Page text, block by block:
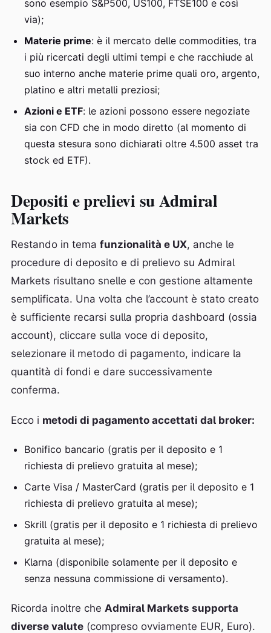
sono esempio S&P500, US100, FTSE100 e così
via);
Materie prime: è il mercato delle commodities, tra
i più ricercati degli ultimi tempi e che racchiude al
suo interno anche materie prime quali oro, argento,
platino e altri metalli preziosi;
Azioni e ETF: le azioni possono essere negoziate
sia con CFD che in modo diretto (al momento di
questa stesura sono dichiarati oltre 4.500 asset tra
stock ed ETF).
Depositi e prelievi su Admiral
Markets
Restando in tema funzionalità e UX, anche le
procedure di deposito e di prelievo su Admiral
Markets risultano snelle e con gestione altamente
semplificata. Una volta che l’account è stato creato
è sufficiente recarsi sulla propria dashboard (ossia
account), cliccare sulla voce di deposito,
selezionare il metodo di pagamento, indicare la
quantità di fondi e dare successivamente
conferma.
Ecco i metodi di pagamento accettati dal broker:
Bonifico bancario (gratis per il deposito e 1
richiesta di prelievo gratuita al mese);
Carte Visa / MasterCard (gratis per il deposito e 1
richiesta di prelievo gratuita al mese);
Skrill (gratis per il deposito e 1 richiesta di prelievo
gratuita al mese);
Klarna (disponibile solamente per il deposito e
senza nessuna commissione di versamento).
Ricorda inoltre che Admiral Markets supporta
diverse valute (compreso ovviamente EUR, Euro).